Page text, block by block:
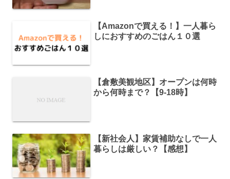
【Amazonで買える！】一人暮ら
しにおすすめのごはん１０選
【倉敷美観地区】オープンは何時
から何時まで？【9-18時】
【新社会人】家賃補助なしで一人
暮らしは厳しい？【感想】